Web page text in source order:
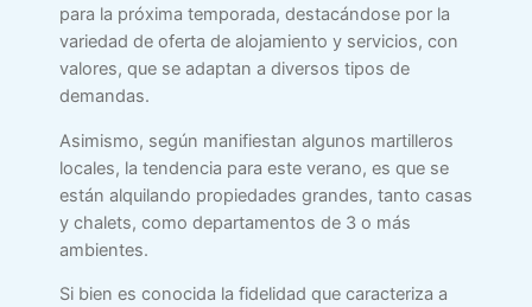
para la próxima temporada, destacándose por la
variedad de oferta de alojamiento y servicios, con
valores, que se adaptan a diversos tipos de
demandas.
Asimismo, según manifiestan algunos martilleros
locales, la tendencia para este verano, es que se
están alquilando propiedades grandes, tanto casas
y chalets, como departamentos de 3 o más
ambientes.
Si bien es conocida la fidelidad que caracteriza a